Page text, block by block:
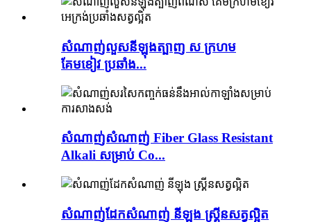
សំណាញ់លួសនីឡុងត្បាញ ស ក្រហម
គែមខៀវ ប្រឆាំង...
សំណាញ់សំណាញ់ Fiber Glass Resistant
Alkali សម្រាប់ Co...
សំណាញ់ដែកសំណាញ់ នីឡុង ស្គ្រីនសត្វល្អិត